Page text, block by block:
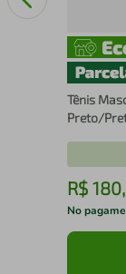
Tênis
Preto/
R$ 180,
No